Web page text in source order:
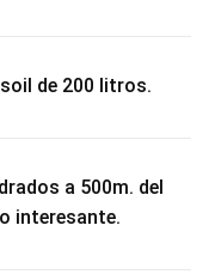
de 200 litros.
a 500m. del
interesante.